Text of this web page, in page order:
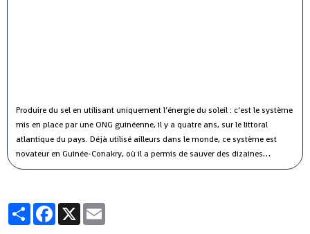
Produire du sel en utilisant uniquement l’énergie du soleil : c’est le système
mis en place par une ONG guinéenne, il y a quatre ans, sur le littoral
atlantique du pays. Déjà utilisé ailleurs dans le monde, ce système est
novateur en Guinée-Conakry, où il a permis de sauver des dizaines
d’hectares de forêt. Tout en augmentant la production de sel.
PartagerFacebook
X